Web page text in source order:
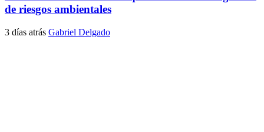
de riesgos ambientales
3 días atrás Gabriel Delgado